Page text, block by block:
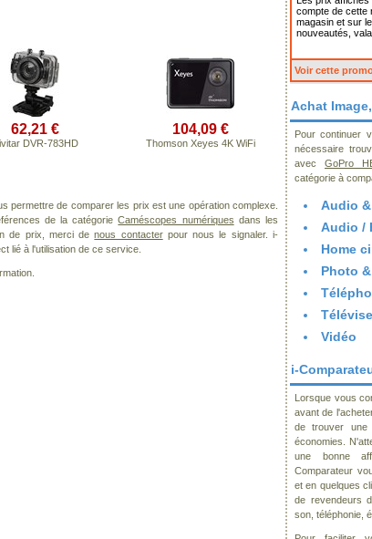
62,21 €
DVR-783HD
104,09 €
Thomson Xeyes 4K WiFi
permettre de comparer les prix est une opération complexe.
de la catégorieCaméscopes numériques dans les
de prix, merci denous contacterpour nous le signaler. i-
lié à l'utilisation de ce service.
compte de cette
magasin et sur
nouveautés,
Voir cette
Achat
Pour continuer
nécessaire
avec GoPro
catégorie à
Audio
Audio /
Home
Photo
Vidéo
i-
Lorsque vous
avant de
de trouver une
économies.
une bonne
Comparateur
et en quelques
de revendeurs
son, téléphonie,